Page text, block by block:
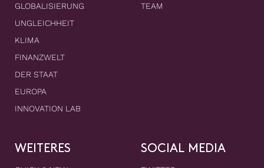
GLOBALISIERUNG
UNGLEICHHEIT
KLIMA
FINANZWELT
DER STAAT
EUROPA
INNOVATION LAB
TEAM
WEITERES SOCIAL MEDIA